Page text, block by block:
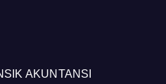
AKUNTANSI